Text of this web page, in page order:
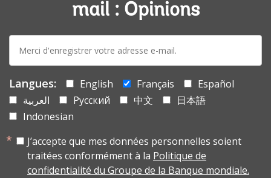
mail : Opinions
mail:
Langues: English Français
Español
العربية
Русский 中文
日本語
Indonesian
J’accepte que mes données personnelles soient
traitées conformément à la Politique de
confidentialité du Groupe de la Banque mondiale.